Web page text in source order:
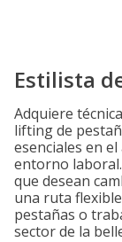
Estilista
Adquiere
lifting de
esenciales en
entorno
que desean
una ruta
pestañas o
sector de la